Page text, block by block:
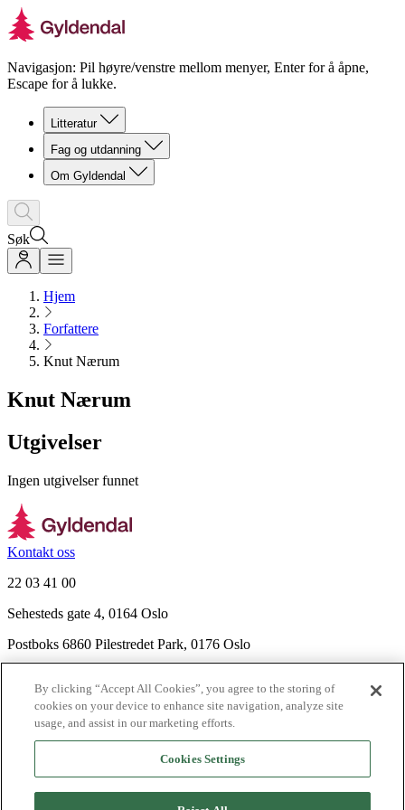
Navigasjon: Pil høyre/venstre mellom menyer, Enter for å åpne,
Escape for å lukke.
Litteratur
Fag og utdanning
Om Gyldendal
Søk
Hjem
Forfattere
Knut Nærum
Knut Nærum
Utgivelser
Ingen utgivelser funnet
Kontakt oss
22 03 41 00
Sehesteds gate 4, 0164 Oslo
Postboks 6860 Pilestredet Park, 0176 Oslo
Nyhetsbrev
Ledige stillinger
Send inn manus
By clicking “Accept All Cookies”, you agree to the storing of
cookies on your device to enhance site navigation, analyze site
usage, and assist in our marketing efforts.
Cookies Settings